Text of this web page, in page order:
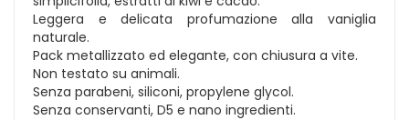
Leggera e delicata profumazione alla vaniglia
naturale.
Pack metallizzato ed elegante, con chiusura a vite.
Non testato su animali.
Senza parabeni, siliconi, propylene glycol.
Senza conservanti, D5 e nano ingredienti.